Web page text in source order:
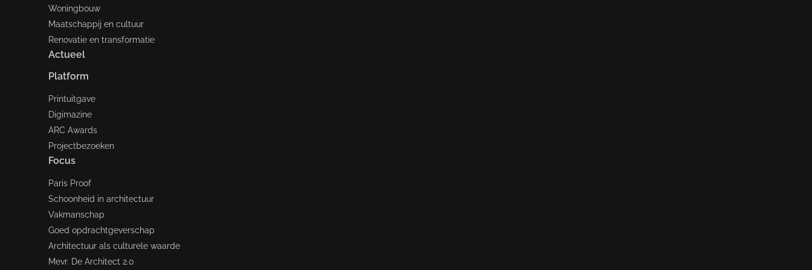
Woningbouw
Maatschappij en cultuur
Renovatie en transformatie
Actueel
Platform
Printuitgave
Digimazine
ARC Awards
Projectbezoeken
Focus
Paris Proof
Schoonheid in architectuur
Vakmanschap
Goed opdrachtgeverschap
Architectuur als culturele waarde
Mevr. De Architect 2.0